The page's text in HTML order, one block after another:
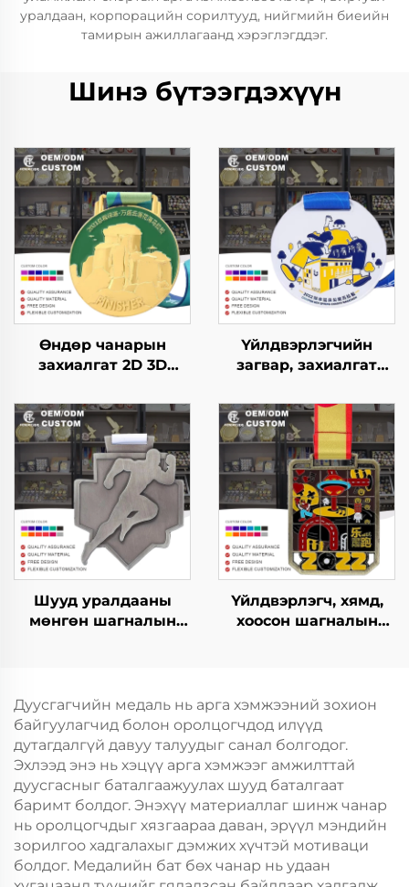
уралдаан, корпорацийн сорилтууд, нийгмийн биеийн
тамирын ажиллагаанд хэрэглэгддэг.
Шинэ бүтээгдэхүүн
Өндөр чанарын
захиалгат 2D 3D
спортын металл
медаль захиалгат
марафоны гүйгчдийн
спортын медаль
Үйлдвэрлэгчийн
загвар, захиалгат
металл медаль, 3D
гүйх, үнэхээр,
марафонд
оролцогчдын
спортын медаль
Шууд уралдааны
мөнгөн шагналын
спортын
тэмдэглэгээний
медаль
Үйлдвэрлэгч, хямд,
хоосон шагналын
спортын медаль
Дуусгагчийн медаль нь арга хэмжээний зохион
байгуулагчид болон оролцогчдод илүүд
дутагдалгүй давуу талуудыг санал болгодог.
Эхлээд энэ нь хэцүү арга хэмжээг амжилттай
дуусгасныг баталгаажуулах шууд баталгаат
баримт болдог. Энэхүү материаллаг шинж чанар
нь оролцогчдыг хязгаараа даван, эрүүл мэндийн
зорилгоо хадгалахыг дэмжих хүчтэй мотиваци
болдог. Медалийн бат бөх чанар нь удаан